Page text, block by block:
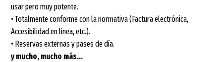
usar pero muy potente.
• Totalmente conforme con la normativa (Factura electrónica,
Accesibilidad en línea, etc.).
• Reservas externas y pases de día.
y mucho, mucho más...